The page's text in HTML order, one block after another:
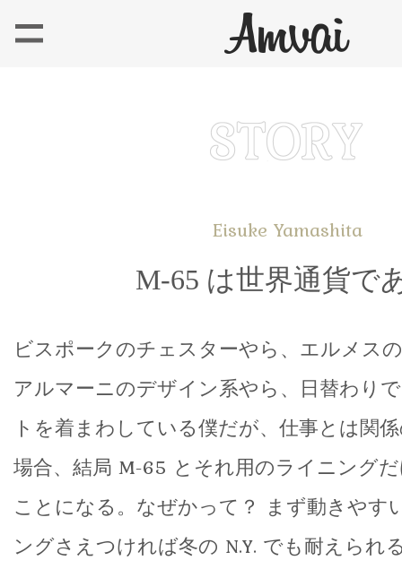
Eisuke Yamashita
M-65 は世界通貨で
ビスポークのチェスターやら、エルメス
アルマーニのデザイン系やら、日替わり
トを着まわしている僕だが、仕事とは関
場合、結局 M-65 とそれ用のライニング
ことになる。なぜかって？ まず動きやす
ングさえつければ冬の N.Y. でも耐えられ